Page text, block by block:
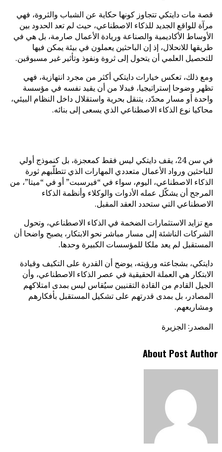
قصة مات دايتكي تتجاوز كونها حكاية عن الشباب والثروة، فهي
مرآة للواقع الجديد للذكاء الاصطناعي، حيث لم تعد الحدود بين
الأوساط الأكاديمية والصناعة وريادة الأعمال صارمة، بل هي في
طريقها للانحلال، إذ إن الباحثين يعملون في بيئة يمكن فيها
للتحصيل العلمي أن يتحول إلى ثروة ونفوذ وتأثير غير مسبوقين.
ومع ذلك، تعكس خيارات دايتكي أكثر من مجرد انتهازية، فهي
تظهر وضوحا إستراتيجيا، فبدلا من أن يقيد نفسه في مؤسسة
واحدة أو مسار محدّد، يتنقل بحرية واستقلال داخل النظام البيئي،
محاكيا نوع الذكاء الاصطناعي الذي يسعى إلى بنائه.
في سن 24، يقف دايتكي ليس فقط كمعجزة، بل كنموذج أولي
للباحثين ورواد الأعمال متعددي المهارات الذي تتطلّبهم ثورة
الذكاء الاصطناعي، اليوم، سواء في “فيرسبت” أو في “ميتا”، من
المرجح أن يشكّل عمله الأدوات والوكلاء وأنظمة الذكاء
الاصطناعي التي ستحدد العقد المقبل.
مع تزايد الاستثمارات الضخمة في الذكاء الاصطناعي، وتحول
الشركات الناشئة إلى مسار مباشر نحو الابتكار، يصبح واضحا أن
المستقبل لم يعد ملكا للمؤسسات الكبيرة وحدها.
دايتكي، بشجاعته ورؤيته، يوضح أن القدرة على التكيف وقيادة
الابتكار هي العملة الحقيقية في عصر الذكاء الاصطناعي، وأن
الجيل القادم من القادة التقنيين سيُقاس ليس بمدى امتلاكهم
المصادر، بل بمدى قدرتهم على تشكيل المستقبل بأفكارهم
ومشاريعهم.
المصدر: الجزيرة
About Post Author